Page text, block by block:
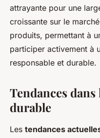
attrayante pour une
croissante sur le
produits, permettant à
participer activement à
responsable et durable.
Tendances
durable
Les tendances